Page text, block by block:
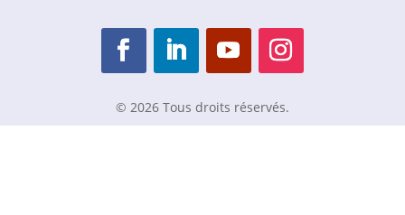
© 2026 Tous droits réservés.